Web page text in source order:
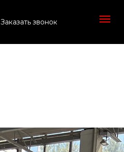
Заказать звонок